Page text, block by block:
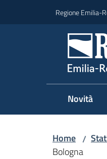
Regione Emilia-
Novità
Home /
Bologna